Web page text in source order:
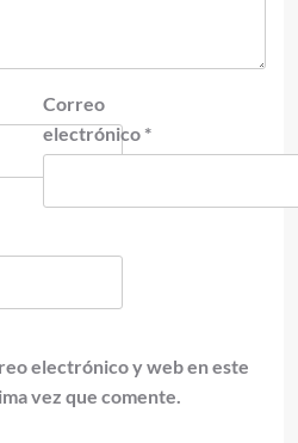
Correo
electrónico *
electrónico y web en este
vez que comente.